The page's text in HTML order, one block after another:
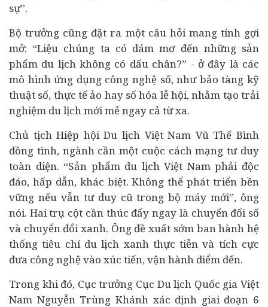
sự”.
Bộ trưởng cũng đặt ra một câu hỏi mang tính gợi
mở: “Liệu chúng ta có dám mơ đến những sản
phẩm du lịch không có dấu chân?” - ở đây là các
mô hình ứng dụng công nghệ số, như bảo tàng kỹ
thuật số, thực tế ảo hay số hóa lễ hội, nhằm tạo trải
nghiệm du lịch mới mẻ ngay cả từ xa.
Chủ tịch Hiệp hội Du lịch Việt Nam Vũ Thế Bình
đồng tình, ngành cần một cuộc cách mạng tư duy
toàn diện. “Sản phẩm du lịch Việt Nam phải độc
đáo, hấp dẫn, khác biệt. Không thể phát triển bền
vững nếu vẫn tư duy cũ trong bộ máy mới”, ông
nói. Hai trụ cột cần thúc đẩy ngay là chuyển đổi số
và chuyển đổi xanh. Ông đề xuất sớm ban hành hệ
thống tiêu chí du lịch xanh thực tiễn và tích cực
đưa công nghệ vào xúc tiến, vận hành điểm đến.
Trong khi đó, Cục trưởng Cục Du lịch Quốc gia Việt
Nam Nguyễn Trùng Khánh xác định giai đoạn 6